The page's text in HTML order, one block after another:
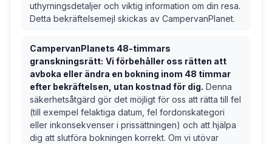
uthyrningsdetaljer och viktig information om din resa.
Detta bekräftelsemejl skickas av CampervanPlanet.
CampervanPlanets 48-timmars
granskningsrätt: Vi förbehåller oss rätten att
avboka eller ändra en bokning inom 48 timmar
efter bekräftelsen, utan kostnad för dig. Denna
säkerhetsåtgärd gör det möjligt för oss att rätta till fel
(till exempel felaktiga datum, fel fordonskategori
eller inkonsekvenser i prissättningen) och att hjälpa
dig att slutföra bokningen korrekt. Om vi utövar